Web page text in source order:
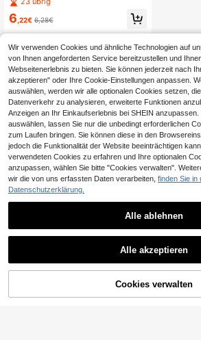
n Teddybär Kuchenaufsätze, bunte
Schaumstoffbälle und Stern-Kuche
d Hochzeitstorte, Bären-Themen-P
arty-Kuchendekorationen (Bitte mit
Tablett und weißen Stäben verwen
den)
6 ,22€ 6,28€
n, kein
ZUM WARENKORB
Wir verwenden Cookies und ähnliche Technologien auf
von Ihnen angeforderten Service bereitzustellen und
Webseitenerlebnis zu bieten. Sie können jederzeit nach
akzeptieren" oder Ihre Cookie-Einstellungen anpassen.
auswählen, werden wir alle optionalen Cookies setzen,
Datenverkehr zu analysieren, erweiterte Funktionen
Anzeigen an Ihr Einkaufserlebnis bei SHEIN anzupassen.
auswählen, lassen Sie nur die unbedingt erforderlichen
zum Laufen bringen. Sie können diese in den
jedoch die Funktionalität der Website beeinträchtigen
verwendeten Cookies zu erfahren und Ihre optionalen
anzupassen, wählen Sie bitte "Cookies verwalten".
wir die von uns erfassten Daten verarbeiten, finden Sie in
Datenschutzerklärung.
Alle ablehnen
Alle akzeptieren
Cookies verwalten